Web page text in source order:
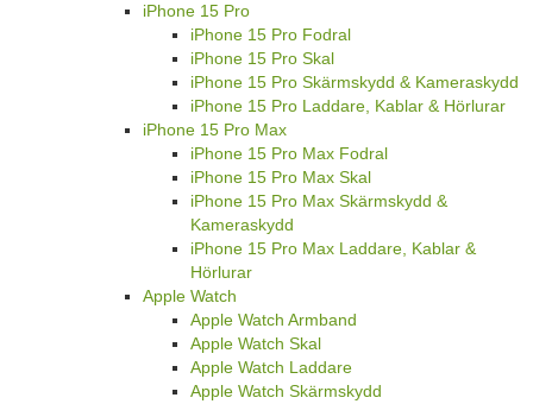
iPhone 15 Pro
iPhone 15 Pro Fodral
iPhone 15 Pro Skal
iPhone 15 Pro Skärmskydd & Kameraskydd
iPhone 15 Pro Laddare, Kablar & Hörlurar
iPhone 15 Pro Max
iPhone 15 Pro Max Fodral
iPhone 15 Pro Max Skal
iPhone 15 Pro Max Skärmskydd &
Kameraskydd
iPhone 15 Pro Max Laddare, Kablar &
Hörlurar
Apple Watch
Apple Watch Armband
Apple Watch Skal
Apple Watch Laddare
Apple Watch Skärmskydd